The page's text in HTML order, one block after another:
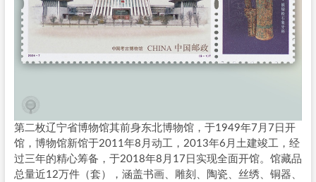
第二枚辽宁省博物馆其前身东北博物馆，于1949年7月7日开
馆，博物馆新馆于2011年8月动工，2013年6月土建竣工，经
过三年的精心筹备，于2018年8月17日实现全面开馆。馆藏品
总量近12万件（套），涵盖书画、雕刻、陶瓷、丝绣、铜器、